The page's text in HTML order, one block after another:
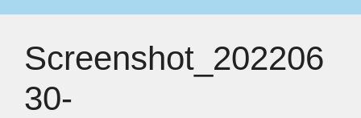
Screenshot_202206
30-